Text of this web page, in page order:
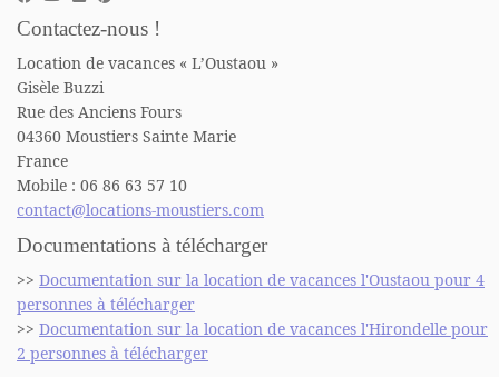
Contactez-nous !
Location de vacances « L’Oustaou »
Gisèle Buzzi
Rue des Anciens Fours
04360 Moustiers Sainte Marie
France
Mobile : 06 86 63 57 10
contact@locations-moustiers.com
Documentations à télécharger
>> Documentation sur la location de vacances l'Oustaou pour 4
personnes à télécharger
>> Documentation sur la location de vacances l'Hirondelle pour
2 personnes à télécharger